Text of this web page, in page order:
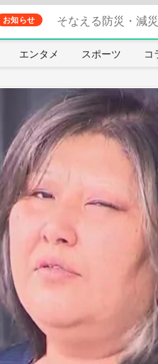
お知らせ そなえる防災・減災
エンタメ スポーツ コ